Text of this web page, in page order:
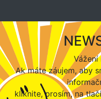
Vážení
Ak máte záujem, aby
kliknite, prosím, na